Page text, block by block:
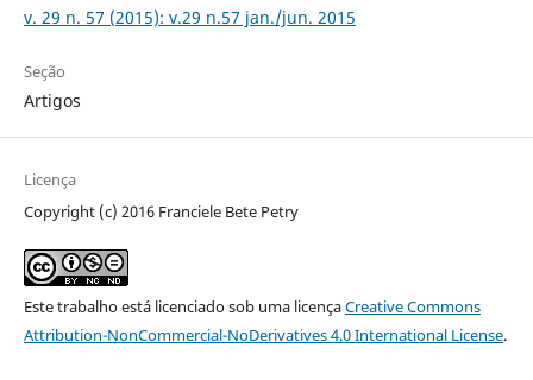
v. 29 n. 57 (2015): v.29 n.57 jan./jun. 2015
Seção
Artigos
Licença
Copyright (c) 2016 Franciele Bete Petry
Este trabalho está licenciado sob uma licençaCreative Commons
Attribution-NonCommercial-NoDerivatives 4.0 International License.